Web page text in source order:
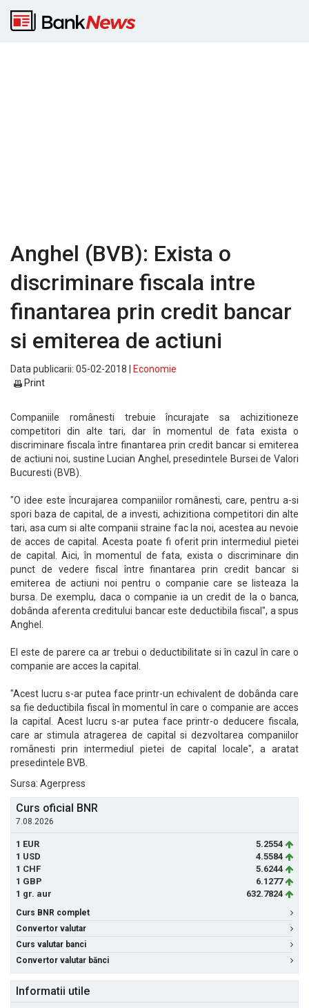
Anghel (BVB): Exista o
discriminare fiscala intre
finantarea prin credit bancar
si emiterea de actiuni
Data publicarii: 05-02-2018 |
Economie
Print
Companiile românesti trebuie încurajate sa achizitioneze
competitori din alte tari, dar în momentul de fata exista o
discriminare fiscala între finantarea prin credit bancar si emiterea
de actiuni noi, sustine Lucian Anghel, presedintele Bursei de Valori
Bucuresti (BVB).
"O idee este încurajarea companiilor românesti, care, pentru a-si
spori baza de capital, de a investi, achizitiona competitori din alte
tari, asa cum si alte companii straine fac la noi, acestea au nevoie
de acces de capital. Acesta poate fi oferit prin intermediul pietei
de capital. Aici, în momentul de fata, exista o discriminare din
punct de vedere fiscal între finantarea prin credit bancar si
emiterea de actiuni noi pentru o companie care se listeaza la
bursa. De exemplu, daca o companie ia un credit de la o banca,
dobânda aferenta creditului bancar este deductibila fiscal", a spus
Anghel.
El este de parere ca ar trebui o deductibilitate si în cazul în care o
companie are acces la capital.
"Acest lucru s-ar putea face printr-un echivalent de dobânda care
sa fie deductibila fiscal în momentul în care o companie are acces
la capital. Acest lucru s-ar putea face printr-o deducere fiscala,
care ar stimula atragerea de capital si dezvoltarea companiilor
românesti prin intermediul pietei de capital locale", a aratat
presedintele BVB.
Sursa: Agerpress
Curs oficial BNR
7.08.2026
1 EUR
5.2554
1 USD
4.5584
1 CHF
5.6244
1 GBP
6.1277
1 gr. aur
632.7824
Curs BNR complet
Convertor valutar
Curs valutar banci
Convertor valutar bănci
Informatii utile